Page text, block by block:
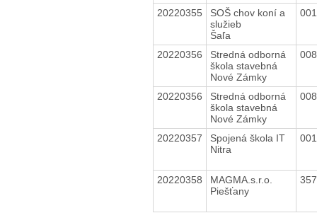
20220355
SOŠ chov koní a
služieb
Šaľa
20220356
Stredná odborná
škola stavebná
Nové Zámky
20220356
Stredná odborná
škola stavebná
Nové Zámky
20220357
Spojená škola IT
Nitra
20220358
MAGMA.s.r.o.
Piešťany